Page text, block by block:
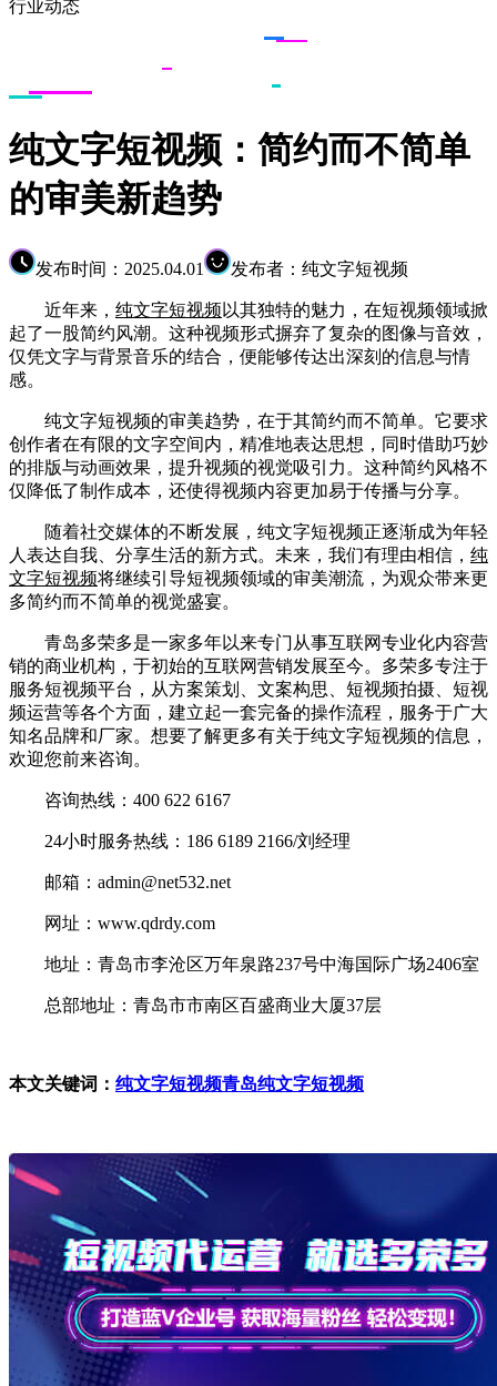
行业动态
纯文字短视频：简约而不简单
的审美新趋势
发布时间：2025.04.01 发布者：纯文字短视频
近年来， 纯文字短视频 以其独特的魅力，在短视频领域掀
起了一股简约风潮。这种视频形式摒弃了复杂的图像与音效，
仅凭文字与背景音乐的结合，便能够传达出深刻的信息与情
感。
纯文字短视频的审美趋势，在于其简约而不简单。它要求
创作者在有限的文字空间内，精准地表达思想，同时借助巧妙
的排版与动画效果，提升视频的视觉吸引力。这种简约风格不
仅降低了制作成本，还使得视频内容更加易于传播与分享。
随着社交媒体的不断发展，纯文字短视频正逐渐成为年轻
人表达自我、分享生活的新方式。未来，我们有理由相信， 纯
文字短视频将继续引导短视频领域的审美潮流，为观众带来更
多简约而不简单的视觉盛宴。
青岛多荣多是一家多年以来专门从事互联网专业化内容营
销的商业机构，于初始的互联网营销发展至今。多荣多专注于
服务短视频平台，从方案策划、文案构思、短视频拍摄、短视
频运营等各个方面，建立起一套完备的操作流程，服务于广大
知名品牌和厂家。想要了解更多有关于纯文字短视频的信息，
欢迎您前来咨询。
咨询热线：400 622 6167
24小时服务热线：186 6189 2166/刘经理
邮箱：admin@net532.net
网址：www.qdrdy.com
地址：青岛市李沧区万年泉路237号中海国际广场2406室
总部地址：青岛市市南区百盛商业大厦37层
本文关键词： 纯文字短视频青岛纯文字短视频